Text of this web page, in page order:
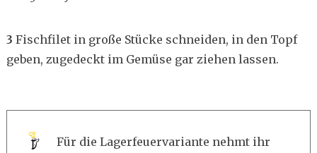
3 Fischfilet in große Stücke schneiden, in den Topf
geben, zugedeckt im Gemüse gar ziehen lassen.
Für die Lagerfeuervariante nehmt ihr